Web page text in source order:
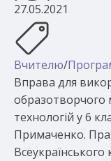
27.05.2021
Вчителю/
Вправа для
образотворчого
технологій у 6
Примаченко.